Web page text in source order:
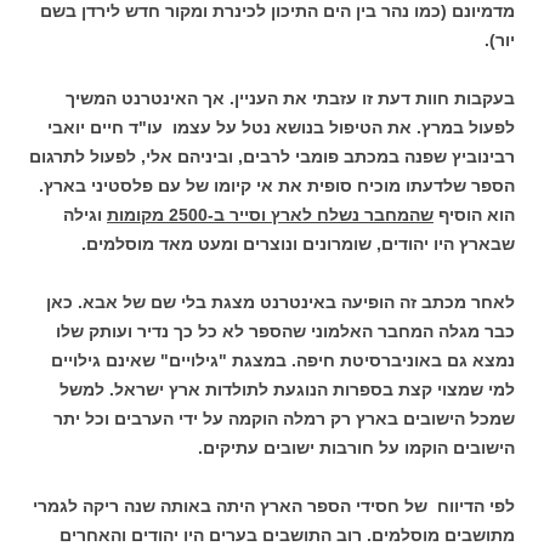
מדמיונם (כמו נהר בין הים התיכון לכינרת ומקור חדש לירדן בשם
יור).
בעקבות חוות דעת זו עזבתי את העניין. אך האינטרנט המשיך
לפעול במרץ. את הטיפול בנושא נטל על עצמו עו"ד חיים יואבי
רבינוביץ שפנה במכתב פומבי לרבים, וביניהם אלי, לפעול לתרגום
הספר שלדעתו מוכיח סופית את אי קיומו של עם פלסטיני בארץ.
הוא הוסיף שהמחבר נשלח לארץ וסייר ב-2500 מקומות
וגילה
שבארץ היו יהודים, שומרונים ונוצרים ומעט מאד מוסלמים.
לאחר מכתב זה הופיעה באינטרנט מצגת בלי שם של אבא. כאן
כבר מגלה המחבר האלמוני שהספר לא כל כך נדיר ועותק שלו
נמצא גם באוניברסיטת חיפה. במצגת "גילויים" שאינם גילויים
למי שמצוי קצת בספרות הנוגעת לתולדות ארץ ישראל. למשל
שמכל הישובים בארץ רק רמלה הוקמה על ידי הערבים וכל יתר
הישובים הוקמו על חורבות ישובים עתיקים.
לפי הדיווח של חסידי הספר הארץ היתה באותה שנה ריקה לגמרי
מתושבים מוסלמים. רוב התושבים בערים היו יהודים והאחרים